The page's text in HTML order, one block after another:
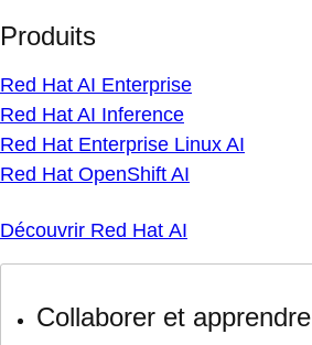
Produits
Red Hat AI Enterprise
Red Hat AI Inference
Red Hat Enterprise Linux AI
Red Hat OpenShift AI
Découvrir Red Hat AI
Collaborer et apprendre